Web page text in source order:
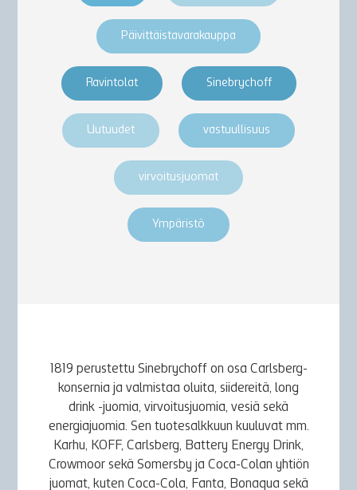
Päivittäistavarakauppa
Ravintolat Sinebrychoff
Uutuudet vastuullisuus
virvoitusjuomat
Ympäristö
1819 perustettu Sinebrychoff on osa Carlsberg-
konsernia ja valmistaa oluita, siidereitä, long
drink -juomia, virvoitusjuomia, vesiä sekä
energiajuomia. Sen tuotesalkkuun kuuluvat mm.
Karhu, KOFF, Carlsberg, Battery Energy Drink,
Crowmoor sekä Somersby ja Coca-Colan yhtiön
juomat, kuten Coca-Cola, Fanta, Bonaqua sekä